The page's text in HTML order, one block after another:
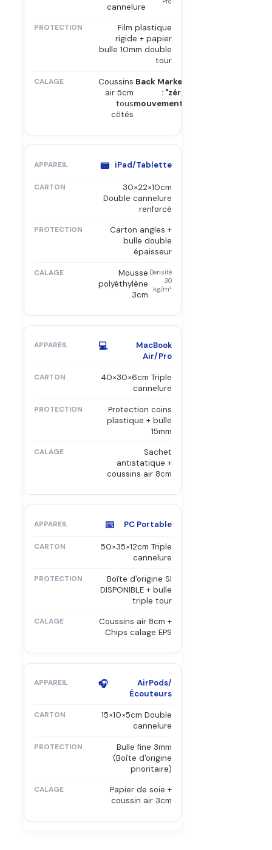
cannelure
Film plastique
rigide + papier
bulle 10mm double
tour
Coussins
air 5cm
tous
côtés
Back Market
: "zéro
mouvement"
📟 iPad/Tablette
30×22×10cm
Double cannelure
renforcé
Carton angles +
bulle double
épaisseur
Mousse
polyéthylène
3cm
Densité
30
kg/m³
💻
MacBook
Air/Pro
40×30×6cm Triple
cannelure
Protection coins
plastique + bulle
15mm
Sachet
antistatique +
coussins air 8cm
⌨️ PC Portable
50×35×12cm Triple
cannelure
Boîte d'origine SI
DISPONIBLE + bulle
triple tour
Coussins air 8cm +
Chips calage EPS
🎧
AirPods/
Écouteurs
15×10×5cm Double
cannelure
Bulle fine 3mm
(Boîte d'origine
prioritaire)
Papier de soie +
coussin air 3cm